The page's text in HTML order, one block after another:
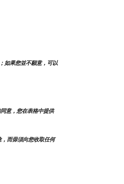
如果您並不願意，可以
意，您在表格中提供
而毋須向您收取任何